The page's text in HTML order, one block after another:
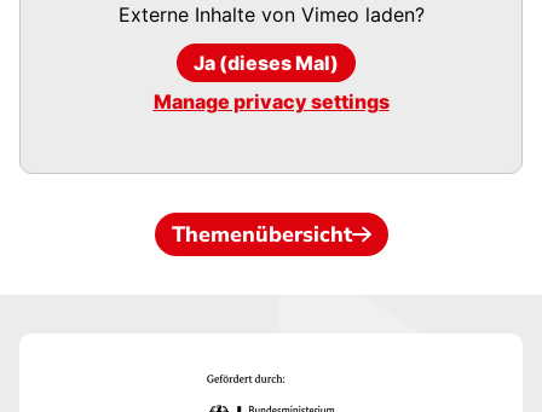
Externe Inhalte von Vimeo laden?
Ja (dieses Mal)
Manage privacy settings
Themenübersicht